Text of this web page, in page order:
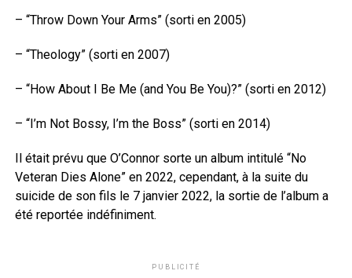
– “Throw Down Your Arms” (sorti en 2005)
– “Theology” (sorti en 2007)
– “How About I Be Me (and You Be You)?” (sorti en 2012)
– “I’m Not Bossy, I’m the Boss” (sorti en 2014)
Il était prévu que O’Connor sorte un album intitulé “No
Veteran Dies Alone” en 2022, cependant, à la suite du
suicide de son fils le 7 janvier 2022, la sortie de l’album a
été reportée indéfiniment.
PUBLICITÉ